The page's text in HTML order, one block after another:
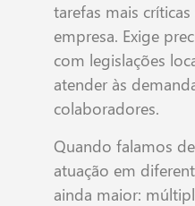
tarefas mais
empresa. Exige
com legislações
atender às
colaboradores.
Quando falamos
atuação em
ainda maior: